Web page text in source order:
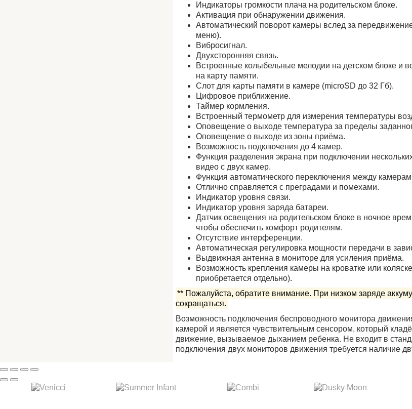
Индикаторы громкости плача на родительском блоке.
Активация при обнаружении движения.
Автоматический поворот камеры вслед за
меню).
Вибросигнал.
Двухсторонняя связь.
Встроенные колыбельные мелодии на детском блоке и
на карту памяти.
Слот для карты памяти в камере (microSD до 32 Гб).
Цифровое приближение.
Таймер кормления.
Встроенный термометр для измерения температуры
Оповещение о выходе температура за пределы
Оповещение о выходе из зоны приёма.
Возможность подключения до 4 камер.
Функция разделения экрана при подключении
видео с двух камер.
Функция автоматического переключения между
Отлично справляется с преградами и помехами.
Индикатор уровня связи.
Индикатор уровня заряда батареи.
Датчик освещения на родительском блоке в ночное
чтобы обеспечить комфорт родителям.
Отсутствие интерференции.
Автоматическая регулировка мощности передачи в
Выдвижная антенна в мониторе для усиления приёма.
Возможность крепления камеры на кроватке или
приобретается отдельно).
** Пожалуйста, обратите внимание. При низком заряде
сокращаться.
Возможность подключения беспроводного монитора
камерой и является чувствительным сенсором, который
движение, вызываемое дыханием ребенка. Не входит в
подключения двух мониторов движения требуется наличие